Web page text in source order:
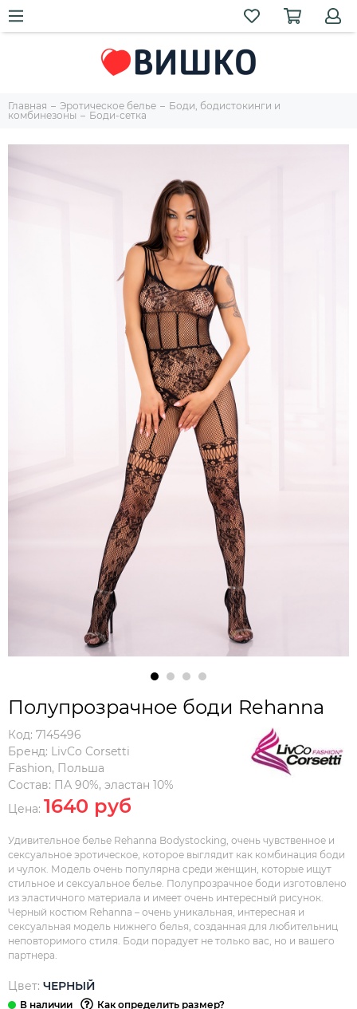
Главная Эротическое белье
Боди, бодистокинги и
комбинезоны
Боди-сетка
Полупрозрачное боди Rehanna
Код: 7145496
Бренд: LivCo Corsetti
Fashion, Польша
Состав: ПА 90%, эластан 10%
Цена: 1640 руб
Удивительное белье Rehanna Bodystocking, очень чувственное и
сексуальное эротическое, которое выглядит как комбинация боди
и чулок. Модель очень популярна среди женщин, которые ищут
стильное и сексуальное белье. Полупрозрачное боди изготовлено
из эластичного материала и имеет очень интересный рисунок.
Черный костюм Rehanna – очень уникальная, интересная и
сексуальная модель нижнего белья, созданная для любительниц
неповторимого стиля. Боди порадует не только вас, но и вашего
партнера.
Цвет: ЧЕРНЫЙ
Как определить размер?